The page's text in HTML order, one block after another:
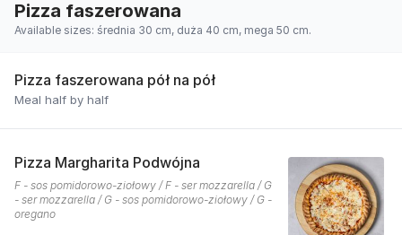
Pizza faszerowana
Available sizes: średnia 30 cm, duża 40 cm, mega 50 cm.
Pizza faszerowana pół na pół
Meal half by half
Pizza Margharita Podwójna
F - sos pomidorowo-ziołowy / F - ser mozzarella / G
- ser mozzarella / G - sos pomidorowo-ziołowy / G -
oregano